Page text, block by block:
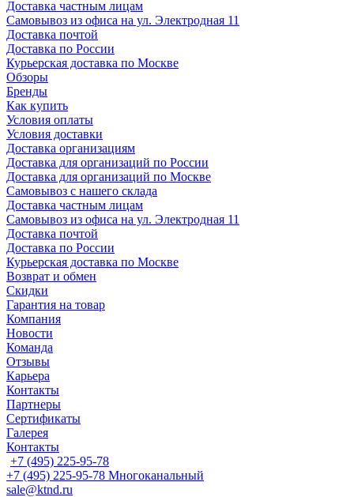
Доставка частным лицам
Самовывоз из офиса на ул. Электродная 11
Доставка почтой
Доставка по России
Курьерская доставка по Москве
Обзоры
Бренды
Как купить
Условия оплаты
Условия доставки
Доставка организациям
Доставка для организаций по России
Доставка для организаций по Москве
Самовывоз с нашего склада
Доставка частным лицам
Самовывоз из офиса на ул. Электродная 11
Доставка почтой
Доставка по России
Курьерская доставка по Москве
Возврат и обмен
Скидки
Гарантия на товар
Компания
Новости
Команда
Отзывы
Карьера
Контакты
Партнеры
Сертификаты
Галерея
Контакты
+7 (495) 225-95-78
+7 (495) 225-95-78 Многоканальный
sale@ktnd.ru